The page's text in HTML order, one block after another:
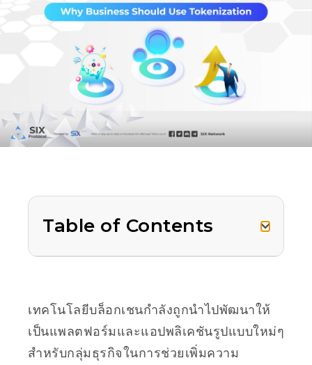
Table of Contents
เทคโนโลยีบล็อกเชนกำลังถูกนำไปพัฒนาให้
เป็นแพลตฟอร์มและแอปพลิเคชันรูปแบบใหม่ๆ
สำหรับกลุ่มธุรกิจในการช่วยเพิ่มความ